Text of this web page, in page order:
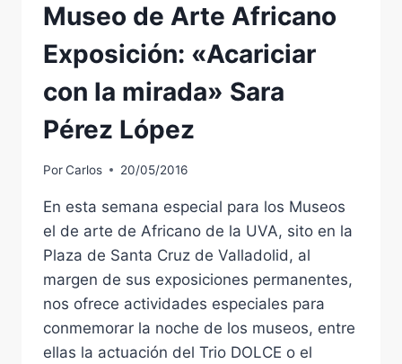
Museo de Arte Africano
Exposición: «Acariciar
con la mirada» Sara
Pérez López
PorCarlos 20/05/2016
En esta semana especial para los Museos
el de arte de Africano de la UVA, sito en la
Plaza de Santa Cruz de Valladolid, al
margen de sus exposiciones permanentes,
nos ofrece actividades especiales para
conmemorar la noche de los museos, entre
ellas la actuación del Trio DOLCE o el